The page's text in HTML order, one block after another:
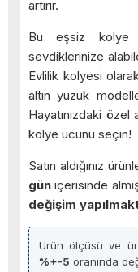
artırır.
Bu eşsiz kolye
sevdiklerinize
Evlilik kolyesi
altın yüzük
Hayatınızdaki özel
kolye ucunu seçin!
Satın aldığınız
gün içerisinde
değişim
Ürün ölçüsü ve
%+-5 oranında